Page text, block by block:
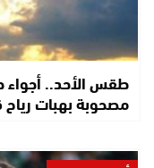
طقس الأحد..
مصحوبة بهبات